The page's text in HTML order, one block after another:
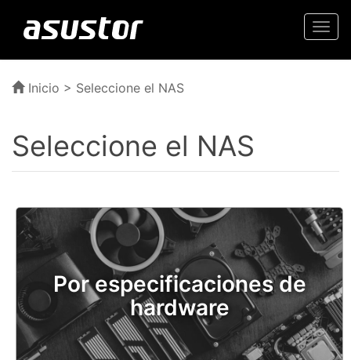
Inicio > Seleccione el NAS
Seleccione el NAS
Por especificaciones de
hardware